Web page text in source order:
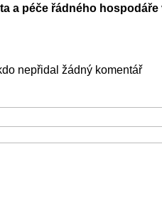
a péče řádného
nepřidal žádný komentář